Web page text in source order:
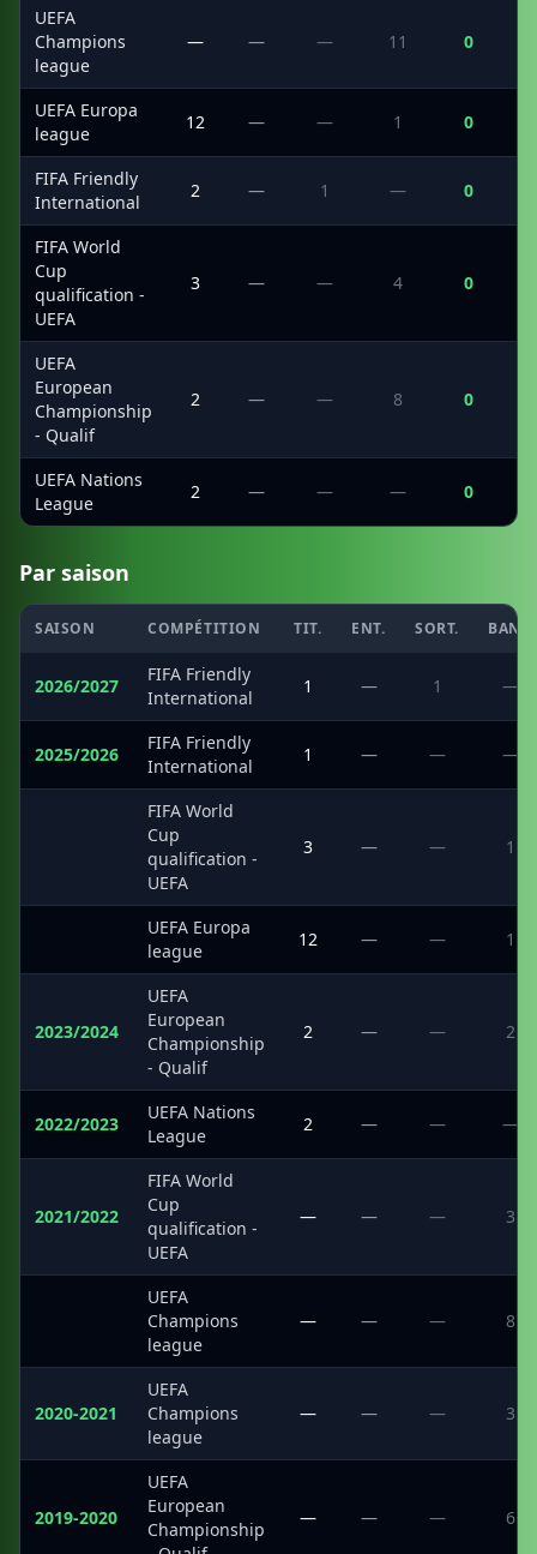
UEFA
Champions
league
— — — 11 0
UEFA Europa
league
12 — — 1 0
FIFA Friendly
International
2 — 1 — 0
FIFA World
Cup
qualification -
UEFA
3 — — 4 0
UEFA
European
Championship
- Qualif
2 — — 8 0
UEFA Nations
League
2 — — — 0
Par saison
SAISON COMPÉTITION TIT. ENT. SORT. BANC
2026/2027
FIFA Friendly
International
1 — 1 —
2025/2026
FIFA Friendly
International
1 — — —
FIFA World
Cup
qualification -
UEFA
3 — — 1
UEFA Europa
league
12 — — 1
2023/2024
UEFA
European
Championship
- Qualif
2 — — 2
2022/2023
UEFA Nations
League
2 — — —
2021/2022
FIFA World
Cup
qualification -
UEFA
— — — 3
UEFA
Champions
league
— — — 8
2020-2021
UEFA
Champions
league
— — — 3
2019-2020
UEFA
European
Championship
— — — 6